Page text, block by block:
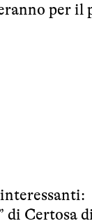
per il
Certosa